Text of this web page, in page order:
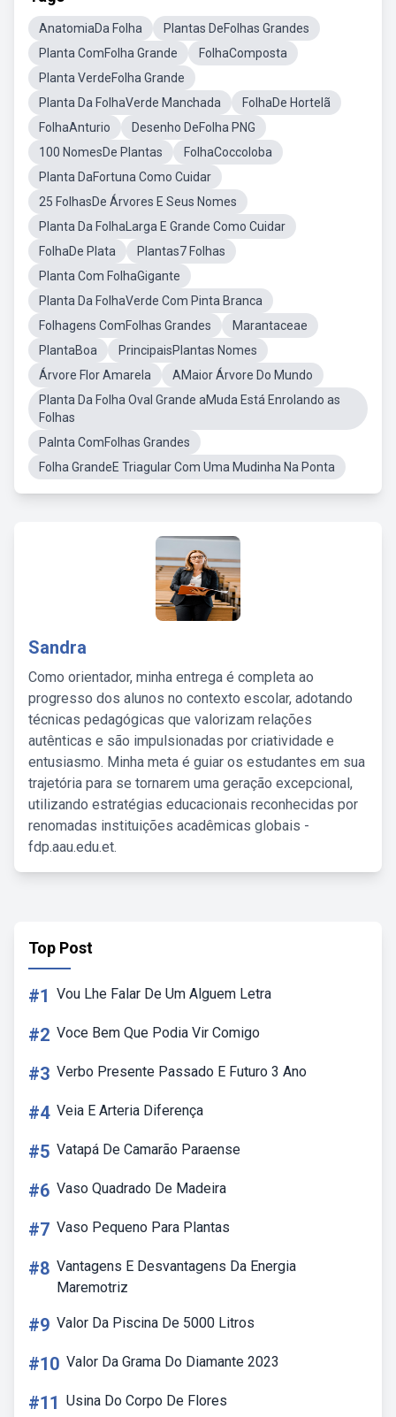
AnatomiaDa Folha
Plantas DeFolhas Grandes
Planta ComFolha Grande
FolhaComposta
Planta VerdeFolha Grande
Planta Da FolhaVerde Manchada
FolhaDe Hortelã
FolhaAnturio
Desenho DeFolha PNG
100 NomesDe Plantas
FolhaCoccoloba
Planta DaFortuna Como Cuidar
25 FolhasDe Árvores E Seus Nomes
Planta Da FolhaLarga E Grande Como Cuidar
FolhaDe Plata
Plantas7 Folhas
Planta Com FolhaGigante
Planta Da FolhaVerde Com Pinta Branca
Folhagens ComFolhas Grandes
Marantaceae
PlantaBoa
PrincipaisPlantas Nomes
Árvore Flor Amarela
AMaior Árvore Do Mundo
Planta Da Folha Oval Grande aMuda Está Enrolando as
Folhas
Palnta ComFolhas Grandes
Folha GrandeE Triagular Com Uma Mudinha Na Ponta
Sandra
Como orientador, minha entrega é completa ao
progresso dos alunos no contexto escolar, adotando
técnicas pedagógicas que valorizam relações
autênticas e são impulsionadas por criatividade e
entusiasmo. Minha meta é guiar os estudantes em sua
trajetória para se tornarem uma geração excepcional,
utilizando estratégias educacionais reconhecidas por
renomadas instituições acadêmicas globais -
fdp.aau.edu.et.
Top Post
#1 Vou Lhe Falar De Um Alguem Letra
#2 Voce Bem Que Podia Vir Comigo
#3 Verbo Presente Passado E Futuro 3 Ano
#4 Veia E Arteria Diferença
#5 Vatapá De Camarão Paraense
#6 Vaso Quadrado De Madeira
#7 Vaso Pequeno Para Plantas
#8 Vantagens E Desvantagens Da Energia
Maremotriz
#9 Valor Da Piscina De 5000 Litros
#10 Valor Da Grama Do Diamante 2023
#11 Usina Do Corpo De Flores